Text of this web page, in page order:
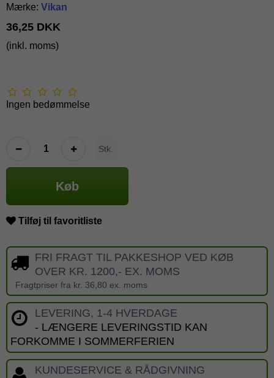
Mærke: Vikan
36,25 DKK
(inkl. moms)
Ingen bedømmelse
Stk.
Køb
Tilføj til favoritliste
FRI FRAGT TIL PAKKESHOP VED KØB
OVER KR. 1200,- EX. MOMS
Fragtpriser fra kr. 36,80 ex. moms
LEVERING, 1-4 HVERDAGE
- LÆNGERE LEVERINGSTID KAN
FORKOMME I SOMMERFERIEN
KUNDESERVICE & RÅDGIVNING